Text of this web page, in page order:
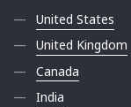
United States
United Kingdom
Canada
India